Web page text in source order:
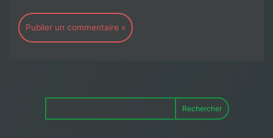
Rechercher